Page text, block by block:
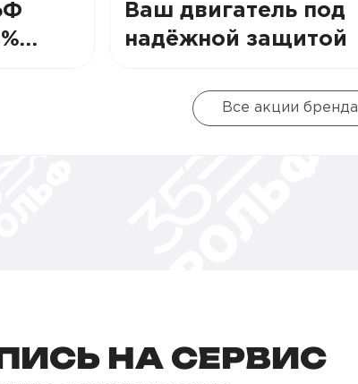
Ваш двигатель под
надёжной защитой
Все акции бренда
НА СЕРВИС